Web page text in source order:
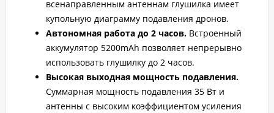
всенаправленным антеннам глушилка имеет
купольную диаграмму подавления дронов.
Автономная работа до 2 часов. Встроенный
аккумулятор 5200mAh позволяет непрерывно
использовать глушилку до 2 часов.
Высокая выходная мощность подавления.
Суммарная мощность подавления 35 Вт и
антенны с высоким коэффициентом усиления